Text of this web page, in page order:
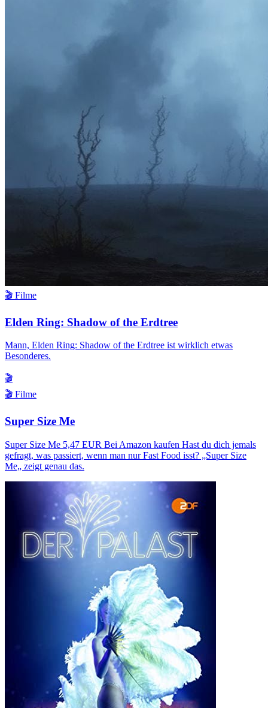
🎬 Filme
Elden Ring: Shadow of the Erdtree
Mann, Elden Ring: Shadow of the Erdtree ist wirklich etwas
Besonderes.
🎬
🎬 Filme
Super Size Me
Super Size Me 5,47 EUR Bei Amazon kaufen Hast du dich jemals
gefragt, was passiert, wenn man nur Fast Food isst? „Super Size
Me„ zeigt genau das.